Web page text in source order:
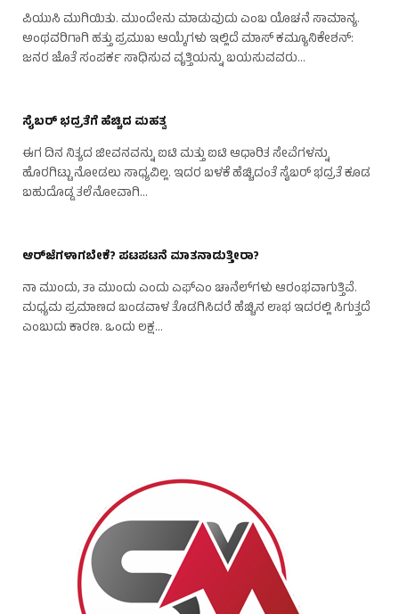
ಪಿಯುಸಿ ಮುಗಿಯಿತು. ಮುಂದೇನು ಮಾಡುವುದು ಎಂಬ ಯೊಚನೆ ಸಾಮಾನ್ಯ.
ಅಂಥವರಿಗಾಗಿ ಹತ್ತು ಪ್ರಮುಖ ಆಯ್ಕೆಗಳು ಇಲ್ಲಿದೆ ಮಾಸ್ ಕಮ್ಯೂನಿಕೇಶನ್:
ಜನರ ಜೊತೆ ಸಂಪರ್ಕ ಸಾಧಿಸುವ ವೃತ್ತಿಯನ್ನು ಬಯಸುವವರು…
ಸೈಬರ್ ಭದ್ರತೆಗೆ ಹೆಚ್ಚಿದ ಮಹತ್ವ
ಈಗ ದಿನ ನಿತ್ಯದ ಜೀವನವನ್ನು ಐಟಿ ಮತ್ತು ಐಟಿ ಆಧಾರಿತ ಸೇವೆಗಳನ್ನು
ಹೊರಗಿಟ್ಟು ನೋಡಲು ಸಾಧ್ಯವಿಲ್ಲ. ಇದರ ಬಳಕೆ ಹೆಚ್ಚಿದಂತೆ ಸೈಬರ್ ಭದ್ರತೆ ಕೂಡ
ಬಹುದೊಡ್ಡ ತಲೆನೋವಾಗಿ…
ಆರ್‌ಜೆಗಳಾಗಬೇಕೆ? ಪಟಪಟನೆ ಮಾತನಾಡುತ್ತೀರಾ?
ನಾ ಮುಂದು, ತಾ ಮುಂದು ಎಂದು ಎಫ್‌ಎಂ ಚಾನೆಲ್‌ಗಳು ಆರಂಭವಾಗುತ್ತಿವೆ.
ಮಧ್ಯಮ ಪ್ರಮಾಣದ ಬಂಡವಾಳ ತೊಡಗಿಸಿದರೆ ಹೆಚ್ಚಿನ ಲಾಭ ಇದರಲ್ಲಿ ಸಿಗುತ್ತದೆ
ಎಂಬುದು ಕಾರಣ. ಒಂದು ಲಕ್ಷ…